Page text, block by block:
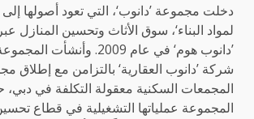
دخلت مجموعة ’دانوب‘، التي تعود أصولها
لمواد البناء‘، سوق الأثاث وتحسين المنازل
شركة ’دانوب العقارية‘ بالتزامن مع إطلاق
المجمعات السكنية معقولة التكلفة في
المجموعة عملياتها التشغيلية في قطاع